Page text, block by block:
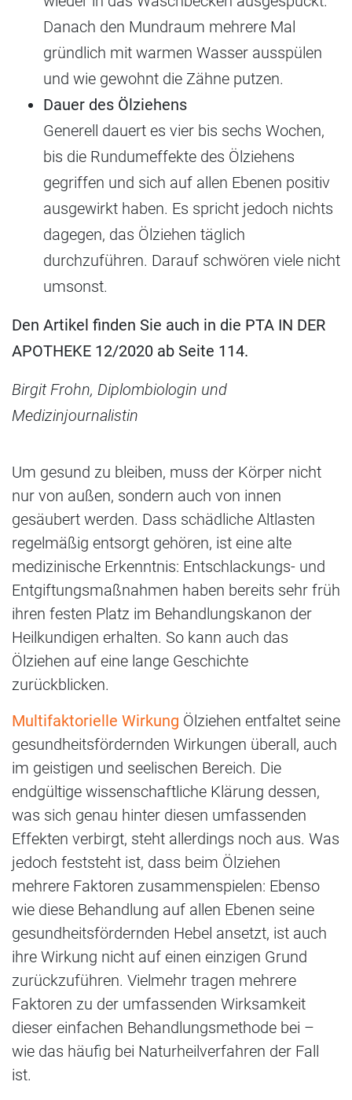
Danach den Mundraum mehrere Mal
gründlich mit warmen Wasser ausspülen
und wie gewohnt die Zähne putzen.
Dauer des Ölziehens
Generell dauert es vier bis sechs Wochen,
bis die Rundumeffekte des Ölziehens
gegriffen und sich auf allen Ebenen positiv
ausgewirkt haben. Es spricht jedoch nichts
dagegen, das Ölziehen täglich
durchzuführen. Darauf schwören viele nicht
umsonst.
Den Artikel finden Sie auch in die PTA IN DER
APOTHEKE 12/2020 ab Seite 114.
Birgit Frohn, Diplombiologin und
Medizinjournalistin
Um gesund zu bleiben, muss der Körper nicht
nur von außen, sondern auch von innen
gesäubert werden. Dass schädliche Altlasten
regelmäßig entsorgt gehören, ist eine alte
medizinische Erkenntnis: Entschlackungs- und
Entgiftungsmaßnahmen haben bereits sehr früh
ihren festen Platz im Behandlungskanon der
Heilkundigen erhalten. So kann auch das
Ölziehen auf eine lange Geschichte
zurückblicken.
Multifaktorielle Wirkung Ölziehen entfaltet seine
gesundheitsfördernden Wirkungen überall, auch
im geistigen und seelischen Bereich. Die
endgültige wissenschaftliche Klärung dessen,
was sich genau hinter diesen umfassenden
Effekten verbirgt, steht allerdings noch aus. Was
jedoch feststeht ist, dass beim Ölziehen
mehrere Faktoren zusammenspielen: Ebenso
wie diese Behandlung auf allen Ebenen seine
gesundheitsfördernden Hebel ansetzt, ist auch
ihre Wirkung nicht auf einen einzigen Grund
zurückzuführen. Vielmehr tragen mehrere
Faktoren zu der umfassenden Wirksamkeit
dieser einfachen Behandlungsmethode bei –
wie das häufig bei Naturheilverfahren der Fall
ist.